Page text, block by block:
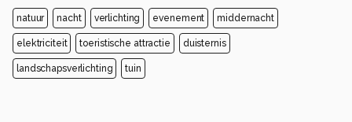
natuur nacht verlichting evenement middernacht
elektriciteit toeristische attractie duisternis
landschapsverlichting tuin